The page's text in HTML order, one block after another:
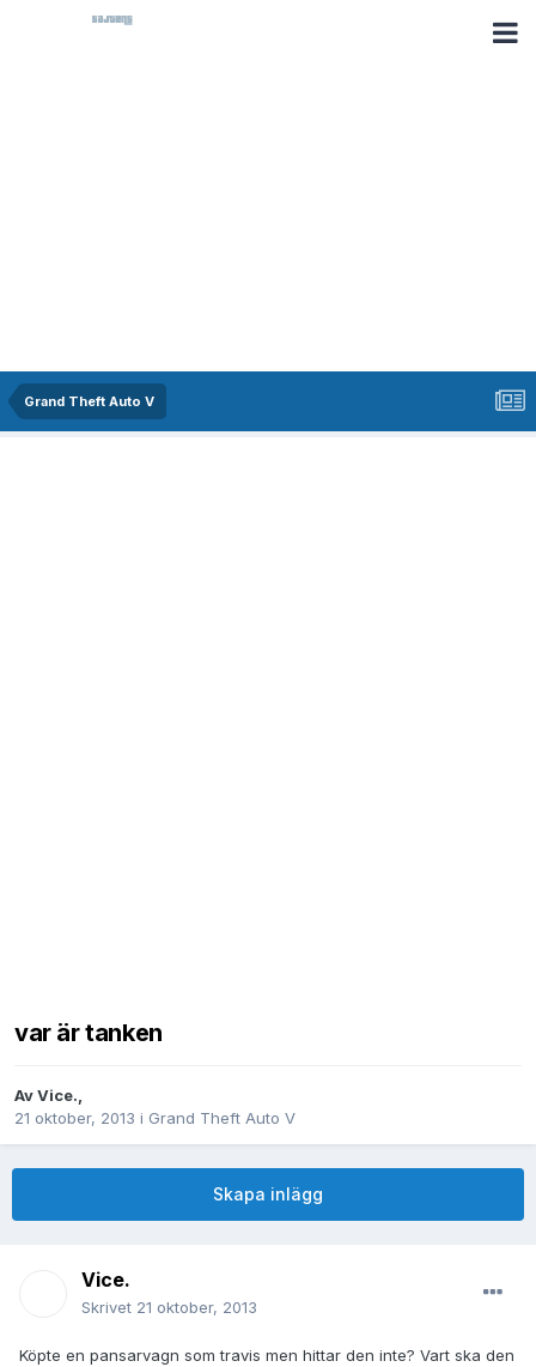
Grand Theft Auto V
var är tanken
AvVice.,
21 oktober, 2013 i Grand Theft Auto V
Skapa inlägg
Vice.
Skrivet 21 oktober, 2013
Köpte en pansarvagn som travis men hittar den inte? Vart ska den